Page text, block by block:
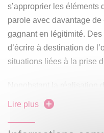
s’approprier les éléments
parole avec davantage
gagnant en légitimité.
d’écrire à destination de
situations liées à la prise
travaux universitaires, les
Lire plus